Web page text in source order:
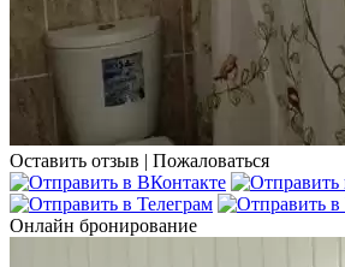
Оставить отзыв | Пожаловаться
Онлайн бронирование